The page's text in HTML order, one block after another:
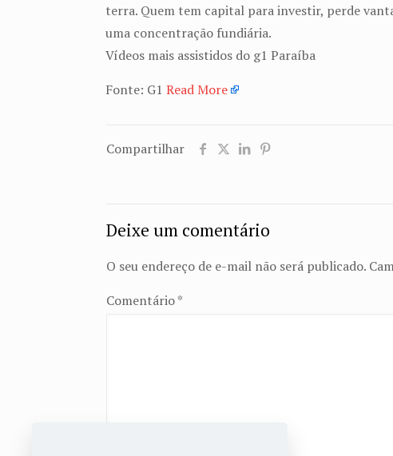
terra. Quem tem capital para investir, perde
uma concentração fundiária.
Vídeos mais assistidos do g1 Paraíba
Fonte: G1Read More
Compartilhar
Deixe um comentário
O seu endereço de e-mail não será publicado.
Comentário*